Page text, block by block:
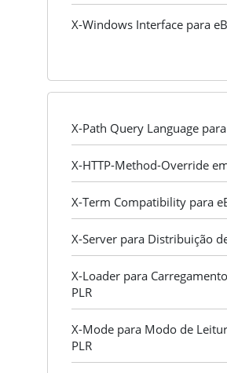
X-Windows Interface para
X-Path Query Language
X-HTTP-Method-Override
X-Term Compatibility para
X-Server para Distribuição
X-Loader para
PLR
X-Mode para Modo de
PLR